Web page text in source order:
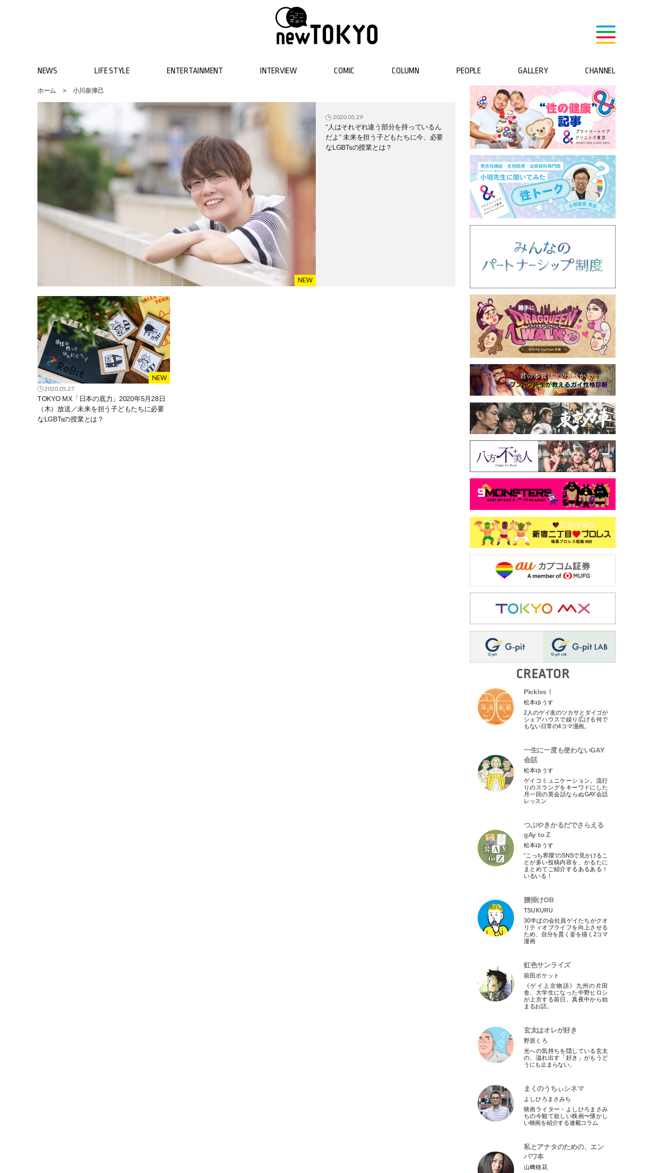
NEWS LIFE STYLE ENTERTAINMENT INTERVIEW COMIC COLUMN PEOPLE GALLERY CHANNEL
ホーム > 小川奈津己
2020.05.29
“人はそれぞれ違う部分を持っているん
だよ” 未来を担う子どもたちに今、必要
なLGBTsの授業とは？
2020.05.27
TOKYO MX「日本の底力」2020年5月28日
（木）放送／未来を担う子どもたちに必要
なLGBTsの授業とは？
CREATOR
Pickles！
松本ゆうす
2人のゲイ友のツカサとダイゴが
シェアハウスで繰り広げる何で
もない日常の4コマ漫画。
一生に一度も使わないGAY
会話
松本ゆうす
ゲイコミュニケーション。流行
りのスラングをキーワドにした
月一回の英会話ならぬGAY会話
レッスン
つぶやきかるだでさらえる
gAy to Z
松本ゆうす
“こっち界隈”のSNSで見かけるこ
とが多い投稿内容を、かるたに
まとめてご紹介するあるある！
いるいる！
腰掛けOB
TSUKURU
30半ばの会社員ゲイたちがクオ
リティオブライフを向上させる
ため、自分を貫く姿を描く2コマ
漫画
虹色サンライズ
前田ポケット
《ゲイ上京物語》九州の片田
舎、大学生になった中野ヒロシ
が上京する前日、真夜中から始
まるお話。
玄太はオレが好き
野原くろ
光への気持ちを隠している玄太
の、溢れ出す 「好き 」がもうど
うにも止まらない。
まくのうちぃシネマ
よしひろまさみち
映画ライター ・ よしひろまさみ
ちの今観て欲しい映画〜懐かし
い映画を紹介する連載コラム
私とアナタのための、エン
パワ本
山﨑穂花